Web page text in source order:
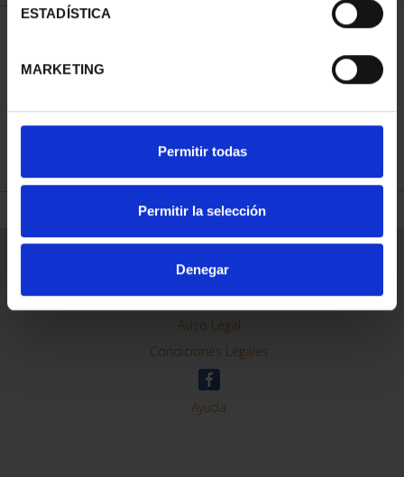
ESTADÍSTICA
MARKETING
Permitir todas
Permitir la selección
Denegar
REFINAR
Contacto
Preguntas Frequentes (FAQs)
Aviso Legal
Condiciones Legales
Ayuda